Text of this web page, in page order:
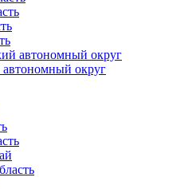
автономный округ
округ